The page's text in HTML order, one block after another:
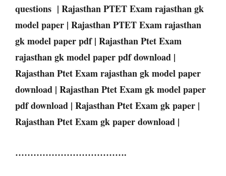
questions | RajasthanPTETExamrajasthan gk
model paper | RajasthanPTETExamrajasthan
gk model paper pdf | Rajasthan Ptet Exam
rajasthan gk model paper pdf download |
RajasthanPtetExamrajasthan gk model paper
download | RajasthanPtetExamgk model paper
pdf download | RajasthanPtetExamgk paper |
RajasthanPtetExamgk paper download |
……………………………….